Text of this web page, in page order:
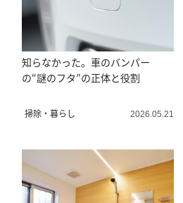
知らなかった。車のバンパー
の“謎のフタ”の正体と役割
掃除・暮らし 2026.05.21